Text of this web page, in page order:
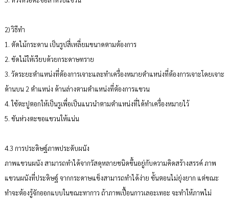
2) วิธีทำ
1. ตัดไม้กระดาน เป็นรูปสี่เหลี่ยมขนาดตามต้องการ
2. ขัดไม้ให้เรียบด้วยกระดาษทราย
3. วัดระยะตำแหน่งที่ต้องการเจาะและทำเครื่องหมายตำแหน่งที่ต้องการเจาะโดยเจาะ
ด้านบน 2 ตำแหน่ง ด้านล่างตามตำแหน่งที่ต้องการแขวน
4. ใช้ตะปูตอกให้เป็นรูเพื่อเป็นแนวนำตามตำแหน่งที่ได้ทำเครื่องหมายไว้
5. ขันห่วงตะขอแขวนให้แน่น
4.3 การประดิษฐ์ภาพประดับผนัง
ภาพแขวนผนัง สามารถทำได้จากวัสดุหลายชนิดขึ้นอยู่กับความคิดสร้างสรรค์ ภาพ
แขวนผนังที่ประดิษฐ์ จากกระดาษแข็งสามารถทำได้ง่าย ขั้นตอนไม่ยุ่งยาก แต่ขณะ
ทำจะต้องรู้จักออกแบบในขณะทากาว ถ้าภาพเปื้อนกาวเลอะเทอะ จะทำให้ภาพไม่